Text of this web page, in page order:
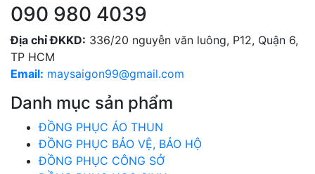
090 980 4039
Địa chỉ ĐKKD: 336/20 nguyễn văn luông, P12, Quận 6,
TP HCM
Email: maysaigon99@gmail.com
Danh mục sản phẩm
ĐỒNG PHỤC ÁO THUN
ĐỒNG PHỤC BẢO VỆ, BẢO HỘ
ĐỒNG PHỤC CÔNG SỞ